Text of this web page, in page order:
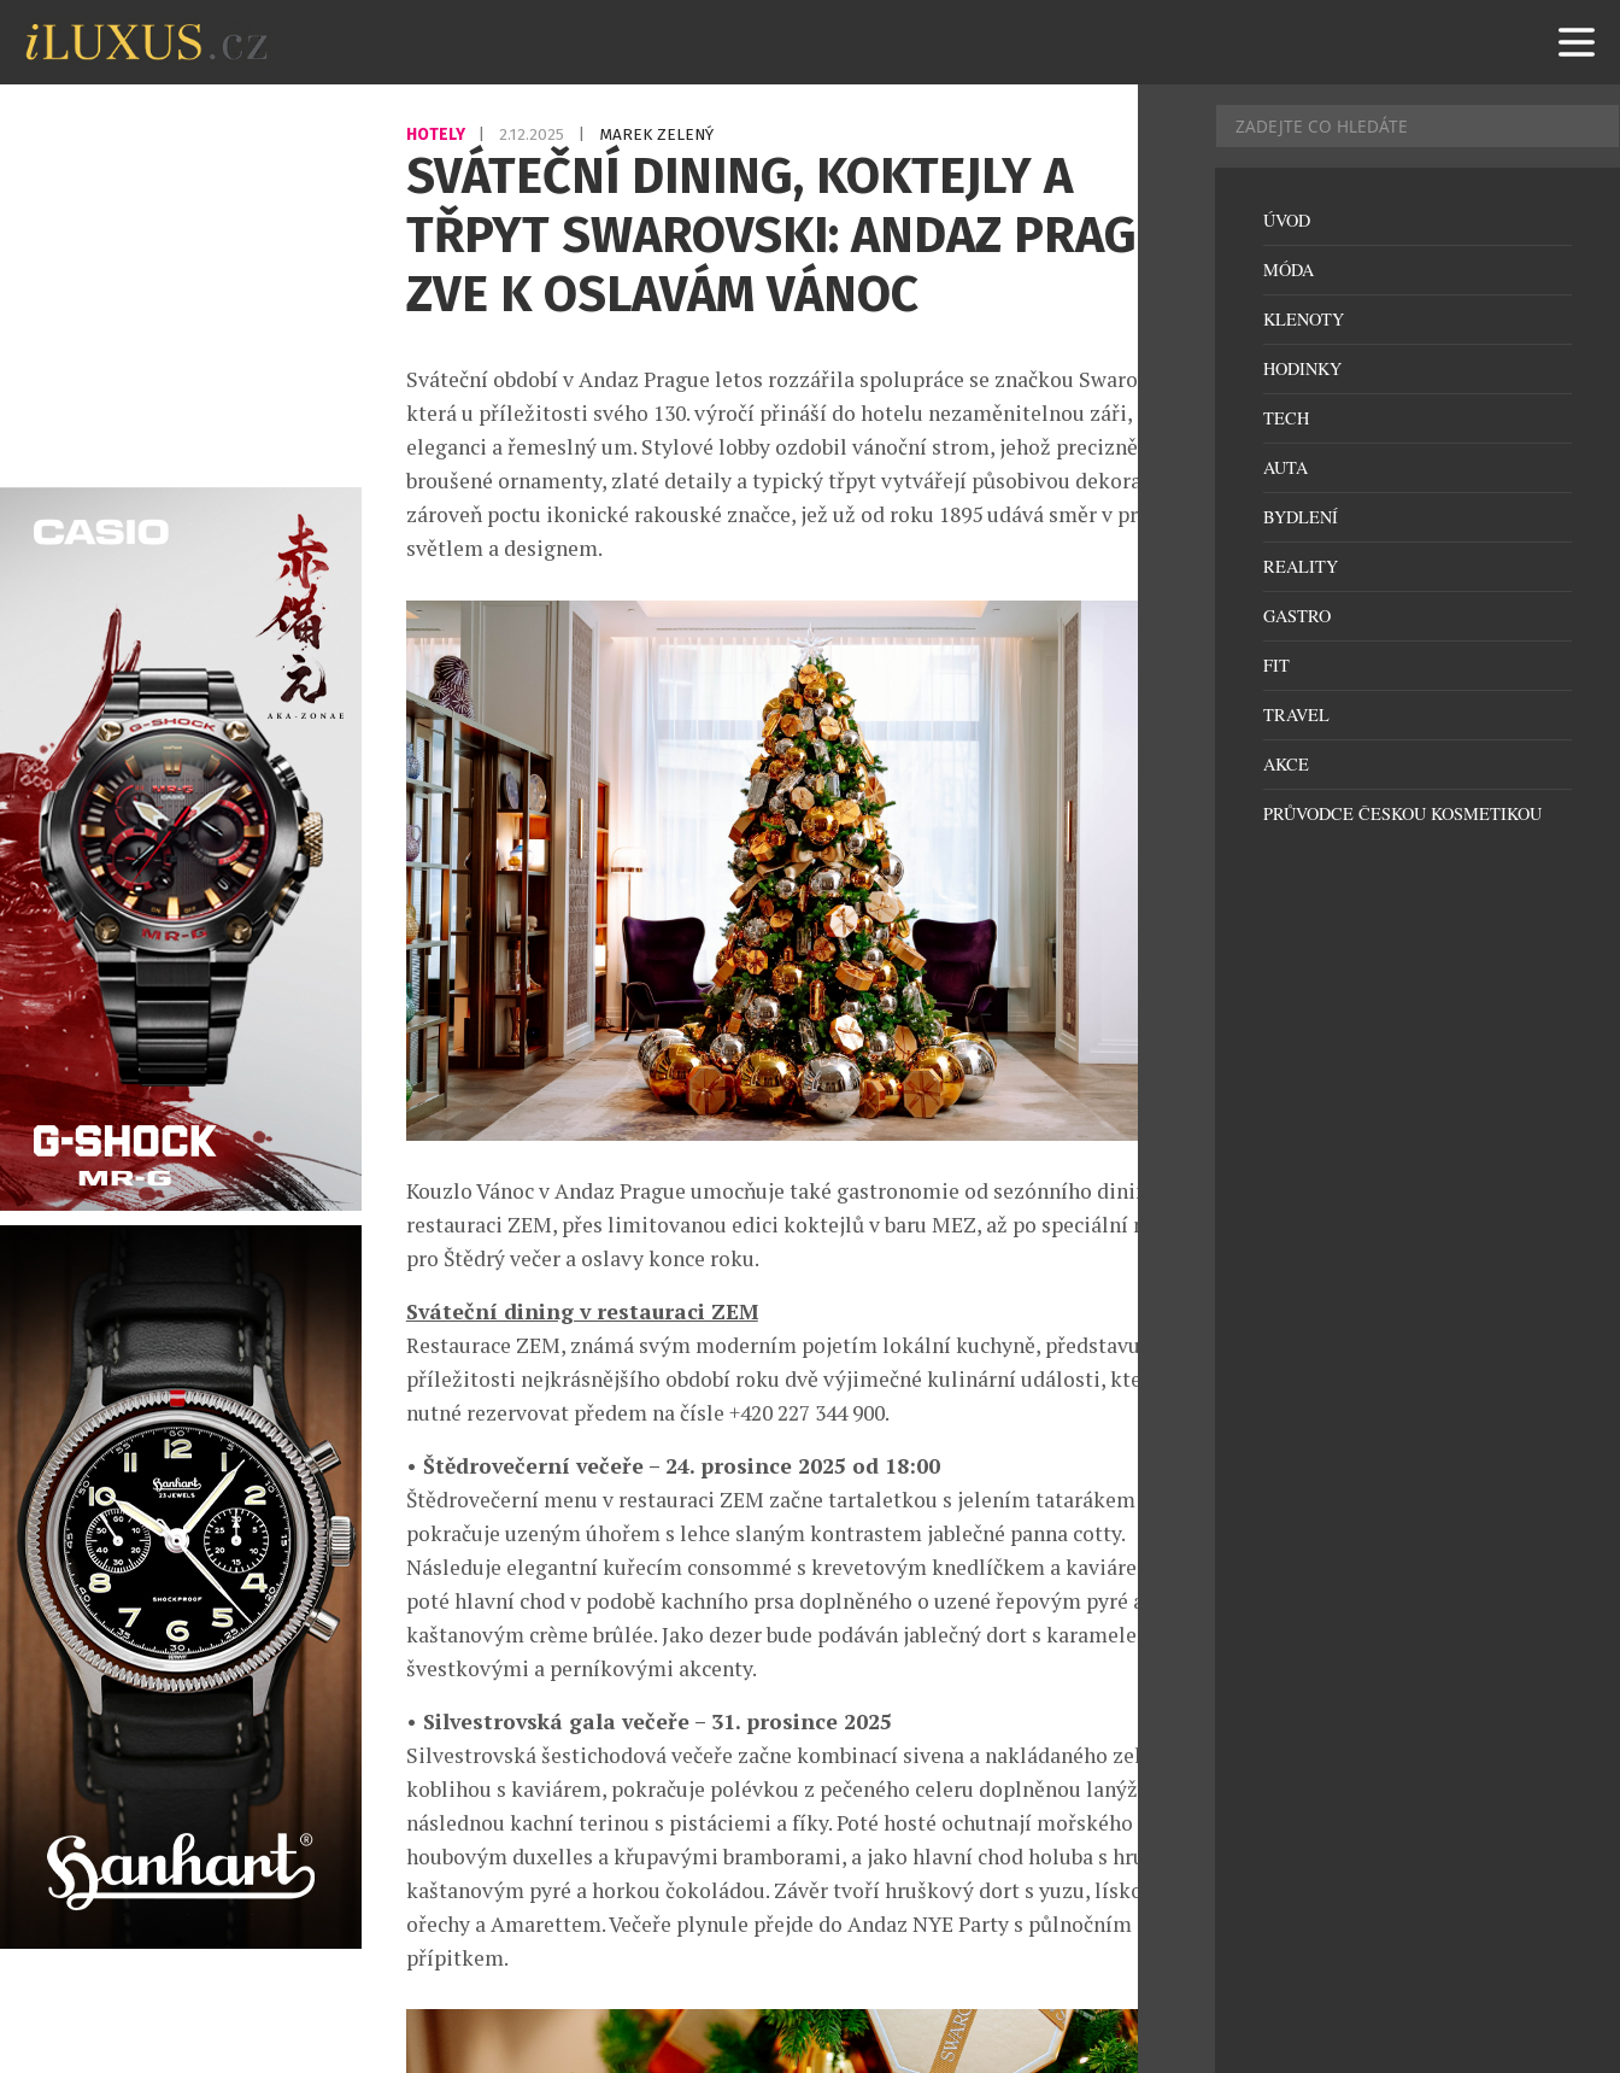
HOTELY 2.12.2025 MAREK ZELENÝ
SVÁTEČNÍ DINING, KOKTEJLY A
TŘPYT SWAROVSKI: ANDAZ PRAGUE
ZVE K OSLAVÁM VÁNOC
Sváteční období v Andaz Prague letos rozzářila spolupráce se značkou Swarovski,
která u příležitosti svého 130. výročí přináší do hotelu nezaměnitelnou záři,
eleganci a řemeslný um. Stylové lobby ozdobil vánoční strom, jehož precizně
broušené ornamenty, zlaté detaily a typický třpyt vytvářejí působivou dekoraci a
zároveň poctu ikonické rakouské značce, jež už od roku 1895 udává směr v práci se
světlem a designem.
Kouzlo Vánoc v Andaz Prague umocňuje také gastronomie od sezónního diningu v
restauraci ZEM, přes limitovanou edici koktejlů v baru MEZ, až po speciální nabídku
pro Štědrý večer a oslavy konce roku.
Sváteční dining v restauraci ZEM
Restaurace ZEM, známá svým moderním pojetím lokální kuchyně, představuje u
příležitosti nejkrásnějšího období roku dvě výjimečné kulinární události, které je
nutné rezervovat předem na čísle +420 227 344 900.
• Štědrovečerní večeře – 24. prosince 2025 od 18:00
Štědrovečerní menu v restauraci ZEM začne tartaletkou s jelením tatarákem a
pokračuje uzeným úhořem s lehce slaným kontrastem jablečné panna cotty.
Následuje elegantní kuřecím consommé s krevetovým knedlíčkem a kaviárem a
poté hlavní chod v podobě kachního prsa doplněného o uzené řepovým pyré a
kaštanovým crème brûlée. Jako dezer bude podáván jablečný dort s karamelem a
švestkovými a perníkovými akcenty.
• Silvestrovská gala večeře – 31. prosince 2025
Silvestrovská šestichodová večeře začne kombinací sivena a nakládaného zelí s
koblihou s kaviárem, pokračuje polévkou z pečeného celeru doplněnou lanýžem a
následnou kachní terinou s pistáciemi a fíky. Poté hosté ochutnají mořského ďasa s
houbovým duxelles a křupavými bramborami, a jako hlavní chod holuba s hruškou,
kaštanovým pyré a horkou čokoládou. Závěr tvoří hruškový dort s yuzu, lískovými
ořechy a Amarettem. Večeře plynule přejde do Andaz NYE Party s půlnočním
přípitkem.
ÚVOD
MÓDA
KLENOTY
HODINKY
TECH
AUTA
BYDLENÍ
REALITY
GASTRO
FIT
TRAVEL
AKCE
PRŮVODCE ČESKOU KOSMETIKOU